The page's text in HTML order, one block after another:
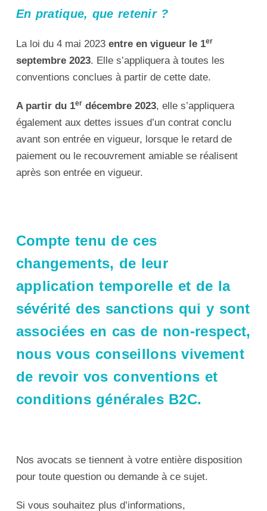
En pratique, que retenir ?
La loi du 4 mai 2023 entre en vigueur le 1er
septembre 2023. Elle s’appliquera à toutes les
conventions conclues à partir de cette date.
A partir du 1erdécembre 2023, elle s’appliquera
également aux dettes issues d’un contrat conclu
avant son entrée en vigueur, lorsque le retard de
paiement ou le recouvrement amiable se réalisent
après son entrée en vigueur.
Compte tenu de ces
changements, de leur
application temporelle et de la
sévérité des sanctions qui y sont
associées en cas de non-respect,
nous vous conseillons vivement
de revoir vos conventions et
conditions générales B2C.
Nos avocats se tiennent à votre entière disposition
pour toute question ou demande à ce sujet.
Si vous souhaitez plus d’informations,